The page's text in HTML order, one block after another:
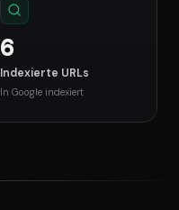
6
Indexierte URLs
In Google indexiert